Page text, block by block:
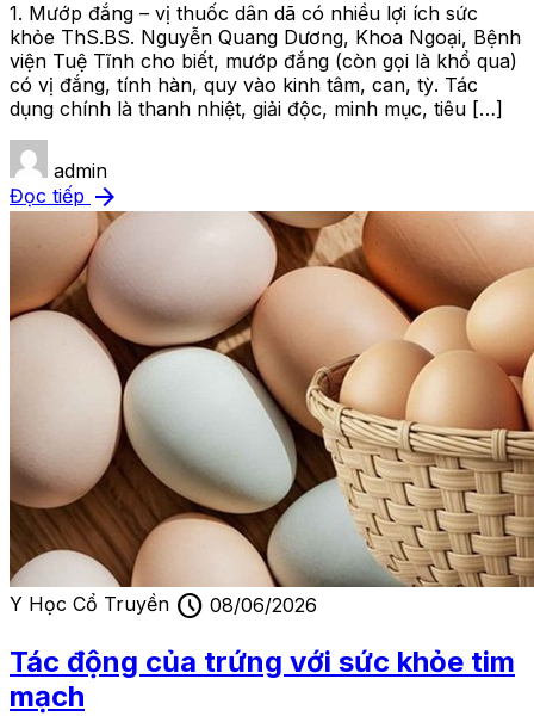
1. Mướp đắng – vị thuốc dân dã có nhiều lợi ích sức
khỏe ThS.BS. Nguyễn Quang Dương, Khoa Ngoại, Bệnh
viện Tuệ Tĩnh cho biết, mướp đắng (còn gọi là khổ qua)
có vị đắng, tính hàn, quy vào kinh tâm, can, tỳ. Tác
dụng chính là thanh nhiệt, giải độc, minh mục, tiêu […]
admin
Đọc tiếp arrow_forward
Y Học Cổ Truyền schedule 08/06/2026
Tác động của trứng với sức khỏe tim
mạch